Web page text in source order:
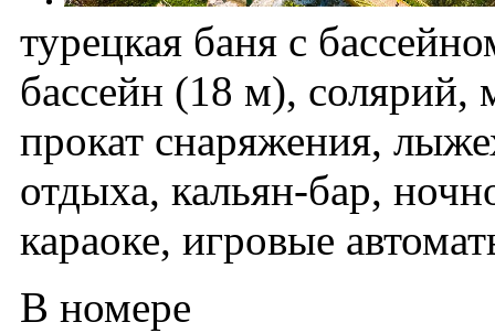
турецкая баня с
бассейн (18 м), солярий,
прокат снаряжения,
отдыха, кальян-бар,
караоке, игровые
В номере